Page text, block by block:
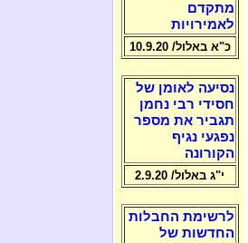
מתקדם
לאמירויות
כ"א באלול/ 10.9.20
נסיעה לאומן של
חסידי רבי נחמן
תגביר את מספר
נפגעי נגיף
הקורונה
י"ג באלול/ 2.9.20
לרשימת החבלות
החדשות של